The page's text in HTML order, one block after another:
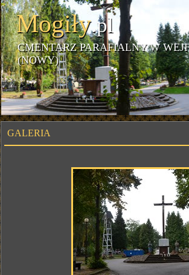
Mogiły.pl
CMENTARZ PARAFIALNY W
(NOWY)
GALERIA